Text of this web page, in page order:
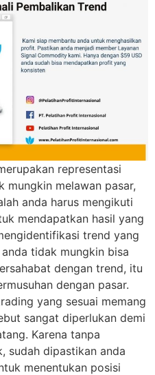
representasi
mungkin melawan pasar,
anda harus mengikuti
mendapatkan hasil yang
trend yang
tidak mungkin bisa
dengan trend, itu
dengan pasar.
yang sesuai memang
sangat diperlukan demi
Karena tanpa
sudah dipastikan anda
menentukan posisi